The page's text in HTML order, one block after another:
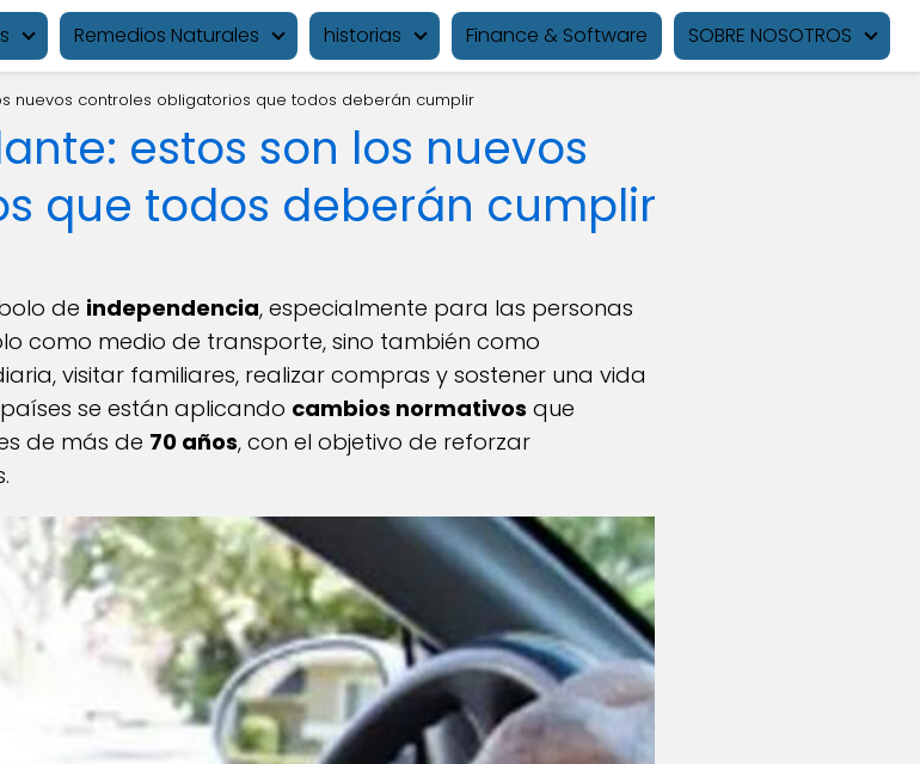
Remedios Naturales historias Finance & Software SOBRE NOSOTROS
nuevos controles obligatorios que todos deberán cumplir
estos son los nuevos
que todos deberán cumplir
de independencia, especialmente para las personas
como medio de transporte, sino también como
visitar familiares, realizar compras y sostener una vida
se están aplicando cambios normativos que
de más de 70 años, con el objetivo de reforzar